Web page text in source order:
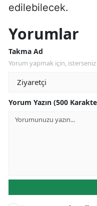
edilebilecek.
Yorumlar
Takma Ad
Yorum yapmak için,
Yorum Yazın (500